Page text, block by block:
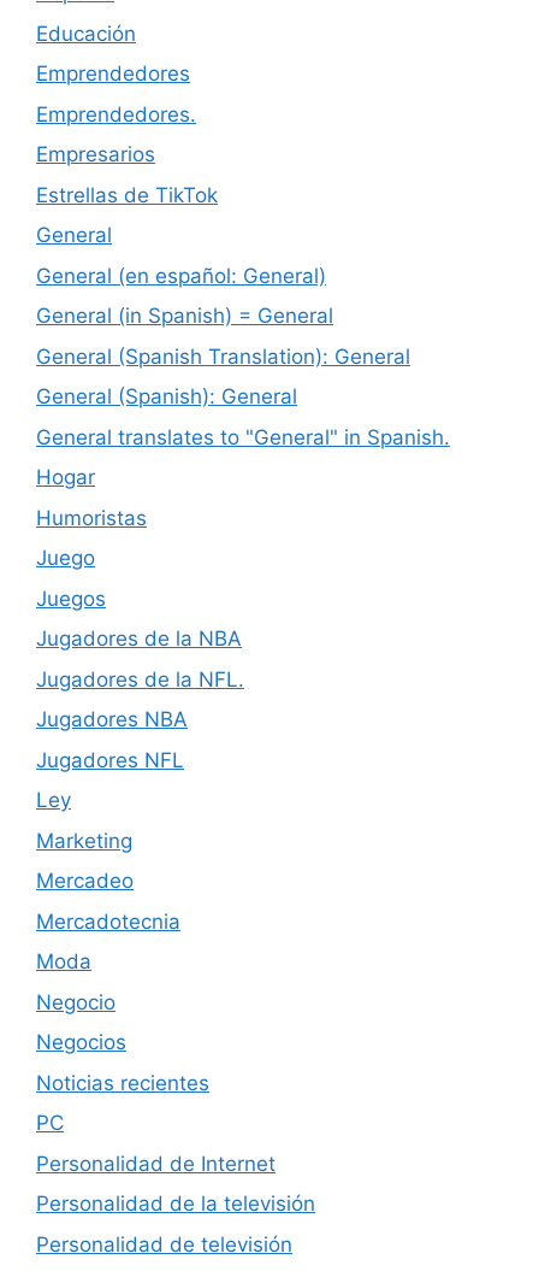
Educación
Emprendedores
Emprendedores.
Empresarios
Estrellas de TikTok
General
General (en español: General)
General (in Spanish) = General
General (Spanish Translation): General
General (Spanish): General
General translates to "General" in Spanish.
Hogar
Humoristas
Juego
Juegos
Jugadores de la NBA
Jugadores de la NFL.
Jugadores NBA
Jugadores NFL
Ley
Marketing
Mercadeo
Mercadotecnia
Moda
Negocio
Negocios
Noticias recientes
PC
Personalidad de Internet
Personalidad de la televisión
Personalidad de televisión